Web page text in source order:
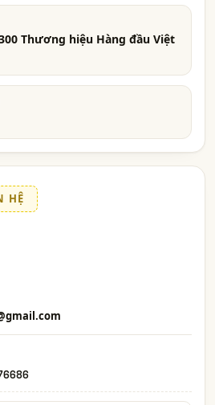
Thương hiệu Hàng đầu Việt
HỆ